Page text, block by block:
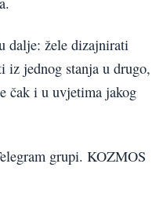
dalje: žele dizajnirati
jednog stanja u drugo,
čak i u uvjetima jakog
grupi. KOZMOS